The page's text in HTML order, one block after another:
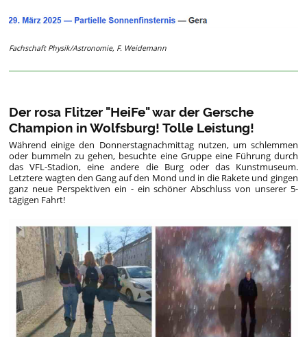
Fachschaft Physik/Astronomie, F. Weidemann
Der rosa Flitzer "HeiFe" war der Gersche
Champion in Wolfsburg! Tolle Leistung!
Während einige den Donnerstagnachmittag nutzen, um schlemmen
oder bummeln zu gehen, besuchte eine Gruppe eine Führung durch
das VFL-Stadion, eine andere die Burg oder das Kunstmuseum.
Letztere wagten den Gang auf den Mond und in die Rakete und gingen
ganz neue Perspektiven ein - ein schöner Abschluss von unserer 5-
tägigen Fahrt!